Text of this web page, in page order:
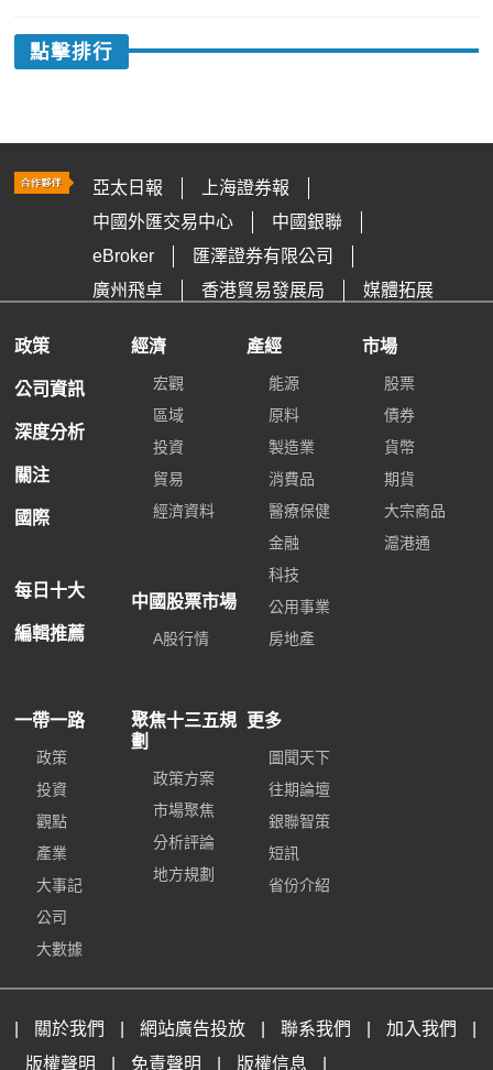
點擊排行
亞太日報
上海證券報
中國外匯交易中心
中國銀聯
eBroker
匯澤證券有限公司
廣州飛卓
香港貿易發展局 媒體拓展
政策
公司資訊
深度分析
關注
國際
每日十大
編輯推薦
經濟
宏觀
區域
投資
貿易
經濟資料
中國股票市場
A股行情
產經
能源
原料
製造業
消費品
醫療保健
金融
科技
公用事業
房地產
市場
股票
債券
貨幣
期貨
大宗商品
滬港通
一帶一路
政策
投資
觀點
產業
大事記
公司
大數據
聚焦十三五規
劃
政策方案
市場聚焦
分析評論
地方規劃
更多
圖聞天下
往期論壇
銀聯智策
短訊
省份介紹
關於我們 網站廣告投放 聯系我們 加入我們
版權聲明
免責聲明 版權信息